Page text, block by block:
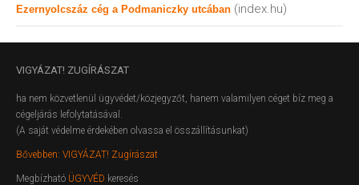
Ezernyolcszáz cég a Podmaniczky utcában (index.hu)
VIGYÁZAT! ZUGÍRÁSZAT
ha nem közvetlenül ügyvédet/közjegyzőt, hanem valamilyen céget bíz meg a
cégeljárás lefolytatásával.
(A saját védelme érdekében olvassa el összállításunkat)
Bővebben: VIGYÁZAT! Zugírászat
Megbízható ÜGYVÉD keresés